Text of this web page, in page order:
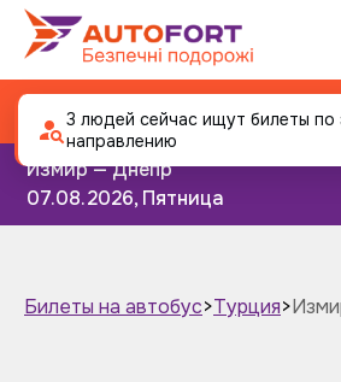
Автобус Измир - Днепр
Измир — Днепр
07.08.2026, Пятница
Билеты на автобус>Турция>
3 людей сейчас ищут билеты по
направлению